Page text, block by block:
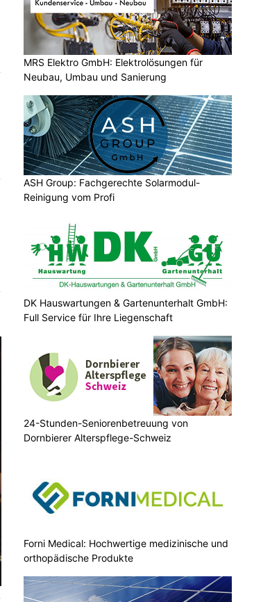
MRS Elektro GmbH: Elektrolösungen für
Neubau, Umbau und Sanierung
ASH Group: Fachgerechte Solarmodul-
Reinigung vom Profi
DK Hauswartungen & Gartenunterhalt GmbH:
Full Service für Ihre Liegenschaft
24-Stunden-Seniorenbetreuung von
Dornbierer Alterspflege-Schweiz
Forni Medical: Hochwertige medizinische und
orthopädische Produkte